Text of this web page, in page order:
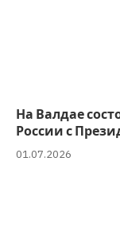
На Валдае
России с
01.07.2026